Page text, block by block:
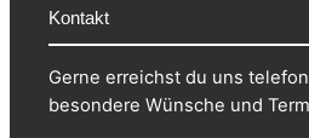
Kontakt
Gerne erreichst du uns
besondere Wünsche und